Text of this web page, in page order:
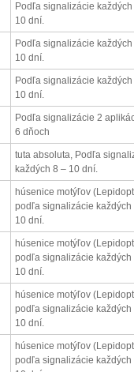
Podľa signalizácie každých
10 dní.
Podľa signalizácie každých
10 dní.
Podľa signalizácie každých
10 dní.
Podľa signalizácie 2
6 dňoch
tuta absoluta, Podľa
každých 8 – 10 dní.
húsenice motýľov
podľa signalizácie každých
10 dní.
húsenice motýľov
podľa signalizácie každých
10 dní.
húsenice motýľov
podľa signalizácie každých
10 dní.
húsenice motýľov
podľa signalizácie každých